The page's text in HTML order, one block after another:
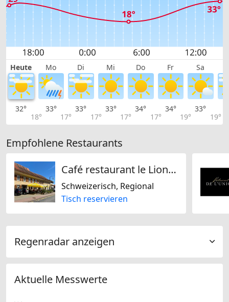
Heute Mo Di Mi Do Fr Sa
32°
18°
33°
17°
33°
17°
33°
17°
34°
17°
34°
19°
33°
19°
Empfohlene Restaurants
Café restaurant le Lion d'Or
Schweizerisch, Regional
Tisch reservieren
Regenradar anzeigen
Aktuelle Messwerte